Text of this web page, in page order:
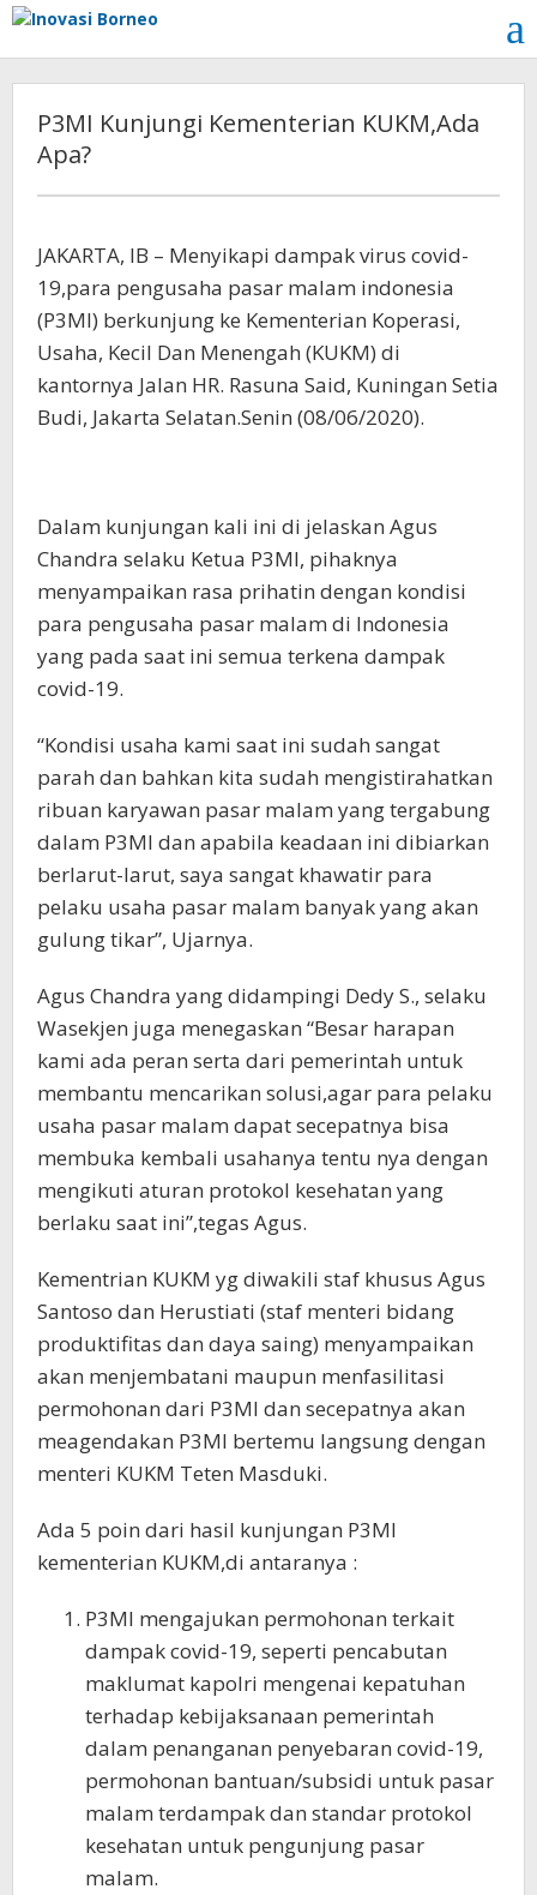
Lewati
konten
P3MI Kunjungi Kementerian KUKM,Ada
Apa?
JAKARTA, IB – Menyikapi dampak virus covid-
19,para pengusaha pasar malam indonesia
(P3MI) berkunjung ke Kementerian Koperasi,
Usaha, Kecil Dan Menengah (KUKM) di
kantornya Jalan HR. Rasuna Said, Kuningan Setia
Budi, Jakarta Selatan.Senin (08/06/2020).
Dalam kunjungan kali ini di jelaskan Agus
Chandra selaku Ketua P3MI, pihaknya
menyampaikan rasa prihatin dengan kondisi
para pengusaha pasar malam di Indonesia
yang pada saat ini semua terkena dampak
covid-19.
“Kondisi usaha kami saat ini sudah sangat
parah dan bahkan kita sudah mengistirahatkan
ribuan karyawan pasar malam yang tergabung
dalam P3MI dan apabila keadaan ini dibiarkan
berlarut-larut, saya sangat khawatir para
pelaku usaha pasar malam banyak yang akan
gulung tikar”, Ujarnya.
Agus Chandra yang didampingi Dedy S., selaku
Wasekjen juga menegaskan “Besar harapan
kami ada peran serta dari pemerintah untuk
membantu mencarikan solusi,agar para pelaku
usaha pasar malam dapat secepatnya bisa
membuka kembali usahanya tentu nya dengan
mengikuti aturan protokol kesehatan yang
berlaku saat ini”,tegas Agus.
Kementrian KUKM yg diwakili staf khusus Agus
Santoso dan Herustiati (staf menteri bidang
produktifitas dan daya saing) menyampaikan
akan menjembatani maupun menfasilitasi
permohonan dari P3MI dan secepatnya akan
meagendakan P3MI bertemu langsung dengan
menteri KUKM Teten Masduki.
Ada 5 poin dari hasil kunjungan P3MI
kementerian KUKM,di antaranya :
P3MI mengajukan permohonan terkait
dampak covid-19, seperti pencabutan
maklumat kapolri mengenai kepatuhan
terhadap kebijaksanaan pemerintah
dalam penanganan penyebaran covid-19,
permohonan bantuan/subsidi untuk pasar
malam terdampak dan standar protokol
kesehatan untuk pengunjung pasar
malam.